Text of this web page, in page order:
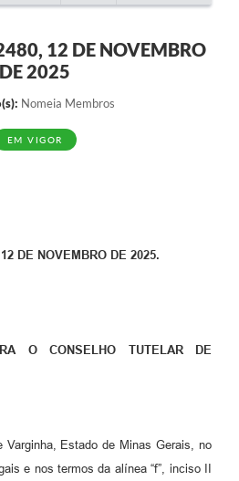
12 DE NOVEMBRO
DE 2025
Nomeia Membros
EM VIGOR
DE NOVEMBRO DE 2025.
O CONSELHO TUTELAR DE
Estado de Minas Gerais, no
e nos termos da alínea “f”, inciso II